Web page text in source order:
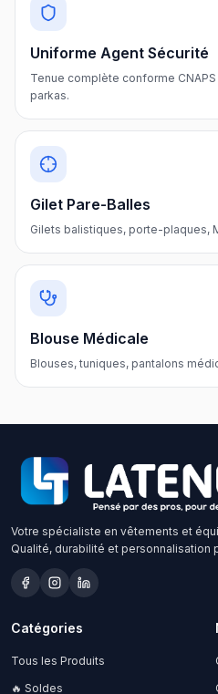
Uniforme Agent Sécurité
Tenue complète conforme
parkas.
Gilet Pare-Balles
Gilets balistiques, porte-plaques,
Blouse Médicale
Blouses, tuniques, pantalons
Votre spécialiste en vêtements et
Qualité, durabilité et personnalisation
Catégories
Tous les Produits
🔥 Soldes